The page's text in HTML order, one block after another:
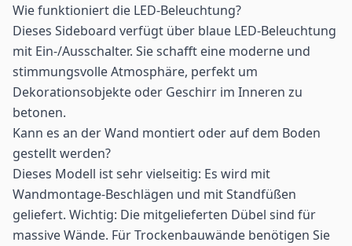
Wie funktioniert die LED-Beleuchtung?
Dieses Sideboard verfügt über blaue LED-Beleuchtung
mit Ein-/Ausschalter. Sie schafft eine moderne und
stimmungsvolle Atmosphäre, perfekt um
Dekorationsobjekte oder Geschirr im Inneren zu
betonen.
Kann es an der Wand montiert oder auf dem Boden
gestellt werden?
Dieses Modell ist sehr vielseitig: Es wird mit
Wandmontage-Beschlägen und mit Standfüßen
geliefert. Wichtig: Die mitgelieferten Dübel sind für
massive Wände. Für Trockenbauwände benötigen Sie